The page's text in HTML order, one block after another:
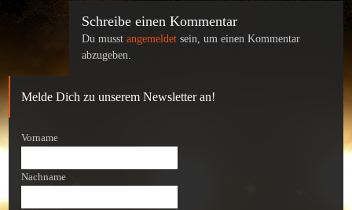
Schreibe einen Kommentar
Du musst angemeldet sein, um einen Kommentar
abzugeben.
Melde Dich zu unserem Newsletter an!
Vorname
Nachname